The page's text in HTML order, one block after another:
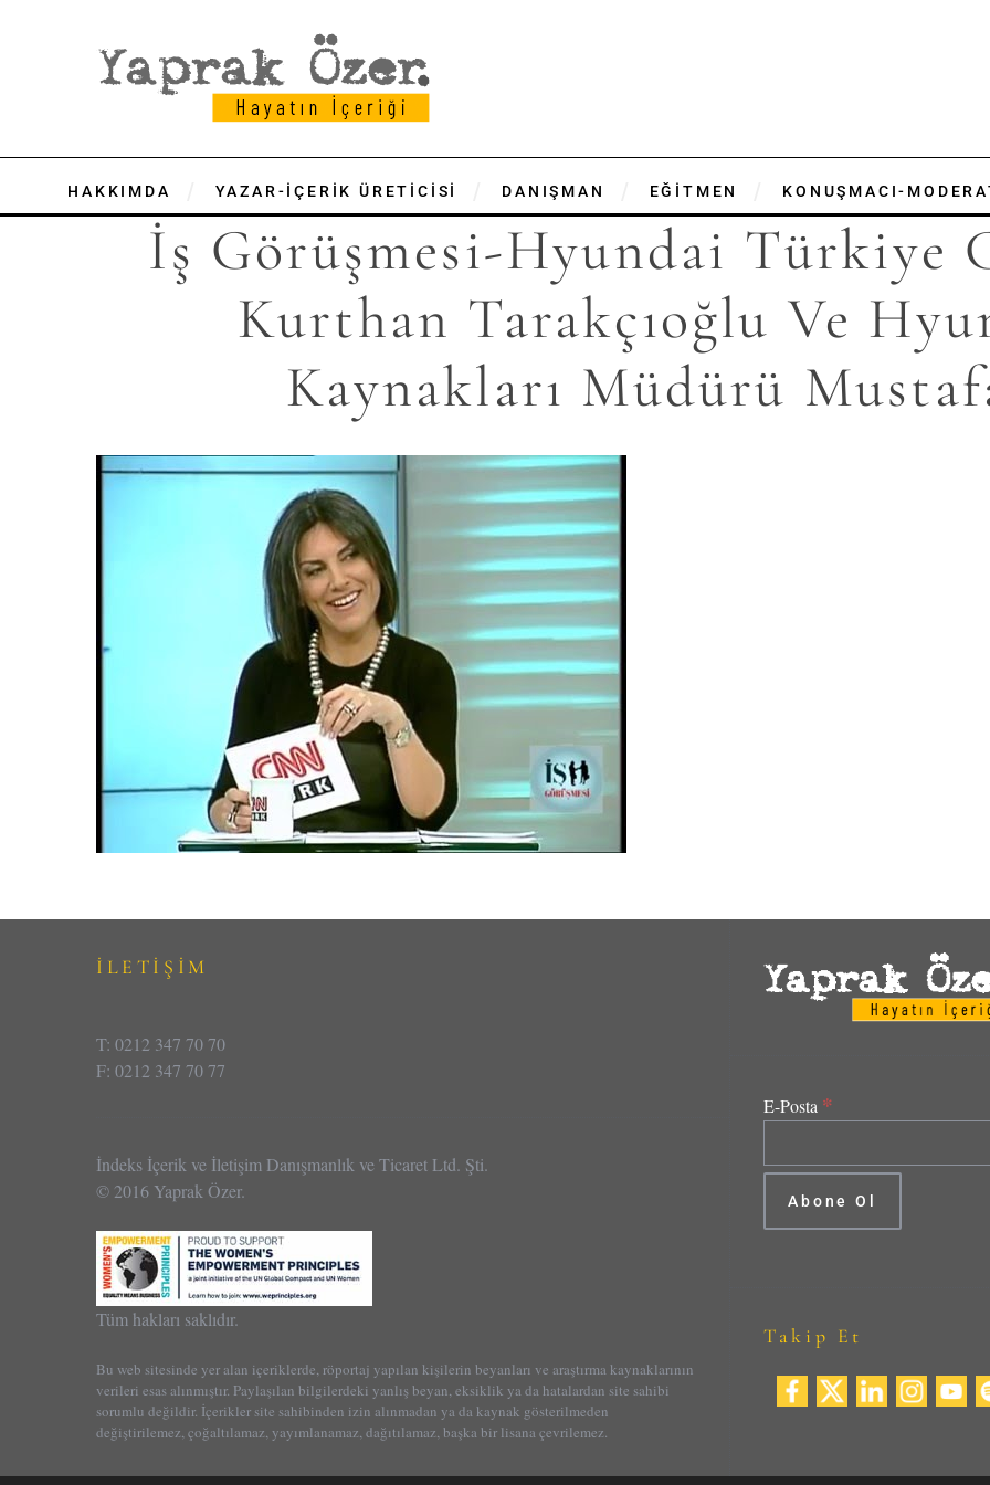
HAKKIMDA YAZAR-İÇERİK ÜRETİCİSİ DANIŞMAN EĞİTMEN KONUŞMACI-
İş Görüşmesi-Hyundai Türkiye
Kurthan Tarakçıoğlu Ve
Kaynakları Müdürü
İLETİŞİM
T: 0212 347 70 70
F: 0212 347 70 77
İndeks İçerik ve İletişim Danışmanlık ve Ticaret Ltd. Şti.
© 2016 Yaprak Özer.
Tüm hakları saklıdır.
Bu web sitesinde yer alan içeriklerde, röportaj yapılan kişilerin beyanları ve araştırma kaynaklarının
verileri esas alınmıştır. Paylaşılan bilgilerdeki yanlış beyan, eksiklik ya da hatalardan site sahibi
sorumlu değildir. İçerikler site sahibinden izin alınmadan ya da kaynak gösterilmeden
değiştirilemez, çoğaltılamaz, yayımlanamaz, dağıtılamaz, başka bir lisana çevrilemez.
E-Posta *
Takip Et